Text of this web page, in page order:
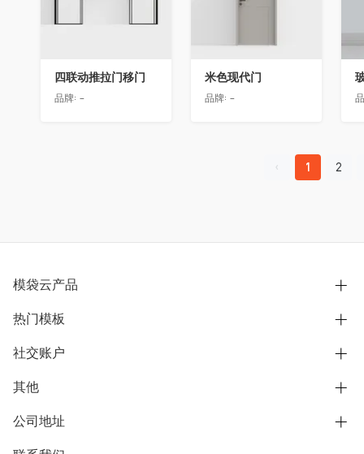
四联动推拉门移门
品牌: -
米色现代门
品牌: -
1 2
模袋云产品
别墅设计营销
模型协同展示分享
别墅社区
热门模板
欧式别墅
中式别墅
社交账户
B站
抖音
微信公众号
其他
用户服务协议
隐私政策
公司地址